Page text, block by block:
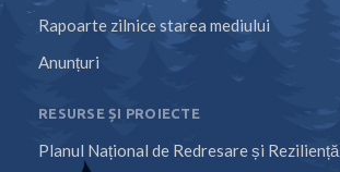
Rapoarte zilnice starea mediului
Anunțuri
RESURSE ȘI PROIECTE
Planul Național de Redresare și Reziliență